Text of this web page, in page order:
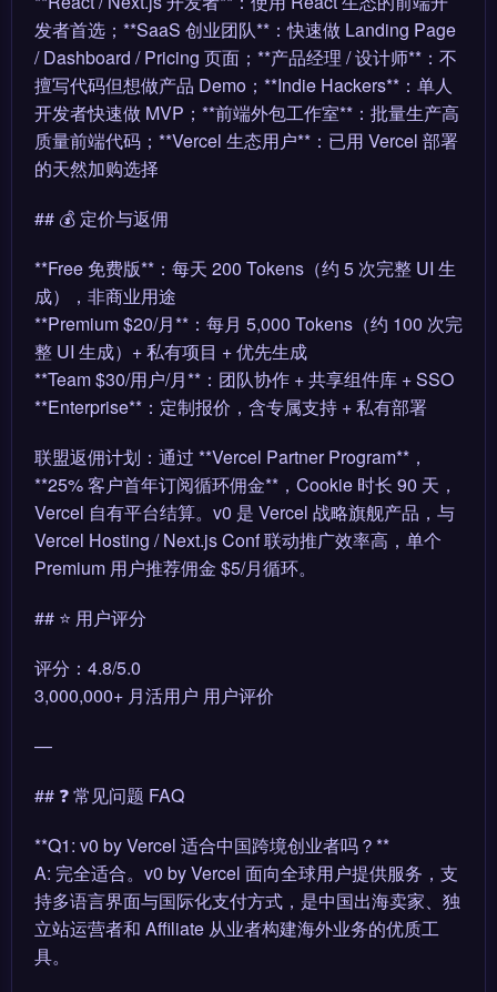
发者首选；**SaaS 创业团队**：快速做 Landing Page
/ Dashboard / Pricing 页面；**产品经理 / 设计师**：不
擅写代码但想做产品 Demo；**Indie Hackers**：单人
开发者快速做 MVP；**前端外包工作室**：批量生产高
质量前端代码；**Vercel 生态用户**：已用 Vercel 部署
的天然加购选择
## 💰 定价与返佣
**Free 免费版**：每天 200 Tokens（约 5 次完整 UI 生
成），非商业用途
**Premium $20/月**：每月 5,000 Tokens（约 100 次完
整 UI 生成）+ 私有项目 + 优先生成
**Team $30/用户/月**：团队协作 + 共享组件库 + SSO
**Enterprise**：定制报价，含专属支持 + 私有部署
联盟返佣计划：通过 **Vercel Partner Program**，
**25% 客户首年订阅循环佣金**，Cookie 时长 90 天，
Vercel 自有平台结算。v0 是 Vercel 战略旗舰产品，与
Vercel Hosting / Next.js Conf 联动推广效率高，单个
Premium 用户推荐佣金 $5/月循环。
## ⭐ 用户评分
评分：4.8/5.0
3,000,000+ 月活用户 用户评价
—
## ❓ 常见问题 FAQ
**Q1: v0 by Vercel 适合中国跨境创业者吗？**
A: 完全适合。v0 by Vercel 面向全球用户提供服务，支
持多语言界面与国际化支付方式，是中国出海卖家、独
立站运营者和 Affiliate 从业者构建海外业务的优质工
具。